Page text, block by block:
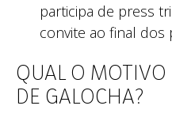
participa de press
convite ao final dos
QUAL O
DE GALOCHA?